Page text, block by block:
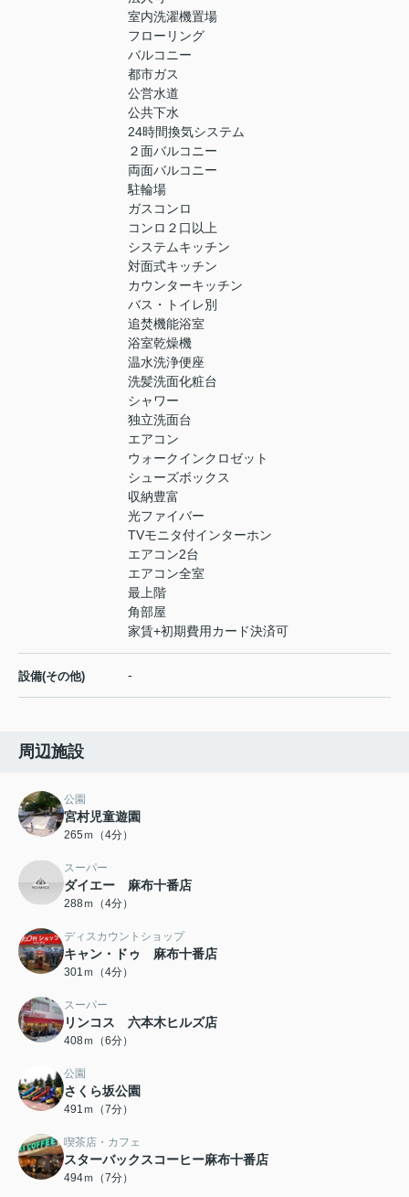
室内洗濯機置場
フローリング
バルコニー
都市ガス
公営水道
公共下水
24時間換気システム
２面バルコニー
両面バルコニー
駐輪場
ガスコンロ
コンロ２口以上
システムキッチン
対面式キッチン
カウンターキッチン
バス・トイレ別
追焚機能浴室
浴室乾燥機
温水洗浄便座
洗髪洗面化粧台
シャワー
独立洗面台
エアコン
ウォークインクロゼット
シューズボックス
収納豊富
光ファイバー
TVモニタ付インターホン
エアコン2台
エアコン全室
最上階
角部屋
家賃+初期費用カード決済可
設備(その他) -
周辺施設
公園
宮村児童遊園
265ｍ（4分）
スーパー
ダイエー 麻布十番店
288ｍ（4分）
ディスカウントショップ
キャン・ドゥ 麻布十番店
301ｍ（4分）
スーパー
リンコス 六本木ヒルズ店
408ｍ（6分）
公園
さくら坂公園
491ｍ（7分）
喫茶店・カフェ
スターバックスコーヒー麻布十番店
494ｍ（7分）